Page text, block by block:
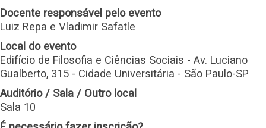
Docente responsável pelo evento
Luiz Repa e Vladimir Safatle
Local do evento
Edifício de Filosofia e Ciências Sociais - Av. Luciano
Gualberto, 315 - Cidade Universitária - São Paulo-SP
Auditório / Sala / Outro local
Sala 10